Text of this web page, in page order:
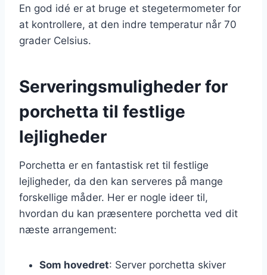
En god idé er at bruge et stegetermometer for
at kontrollere, at den indre temperatur når 70
grader Celsius.
Serveringsmuligheder for
porchetta til festlige
lejligheder
Porchetta er en fantastisk ret til festlige
lejligheder, da den kan serveres på mange
forskellige måder. Her er nogle ideer til,
hvordan du kan præsentere porchetta ved dit
næste arrangement:
Som hovedret: Server porchetta skiver